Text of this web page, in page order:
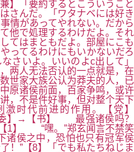
】「要約するとこういうこと
さんだ。「ワタナベには好き
情があってやれない。だから
他で処理するわけだよ。それ
てはまともだよ。部屋にこも
ってるわけにもいかないだろ
さいよ。いいのよc出して」
人无法否认的一点就是，在
世家大族公认为莽夫的人，已
原诸侯前面，百家争鸣，或许
，不是件好事，但对整个天下
时代前进的作用。【党】
】→【书】 最强诸侯吗？
1】 “嘿。”郑玄闻言不禁笑
诸侯之中，恐怕也只有冠军侯
！”【8】「でも私たちねじま